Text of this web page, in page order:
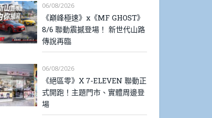
06/08/2026
《巔峰極速》x《MF GHOST》
8/6 聯動震撼登場！ 新世代山路
傳說再臨
06/08/2026
《絕區零》X 7-ELEVEN 聯動正
式開跑！主題門市、實體周邊登
場